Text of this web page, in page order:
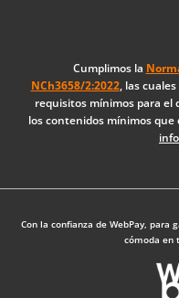
o
o
k
Cumplimos la
NCh3658/2:2022, las
requisitos mínimos para el
los contenidos mínimos
Con la confianza de WebPay,
cómoda en